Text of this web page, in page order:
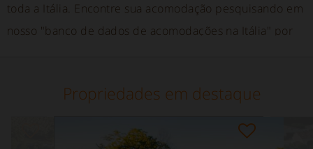
toda a Itália. Encontre sua acomodação pesquisando em
nosso "banco de dados de acomodações na Itália" por
viagem agradável!Propriedades em destaque